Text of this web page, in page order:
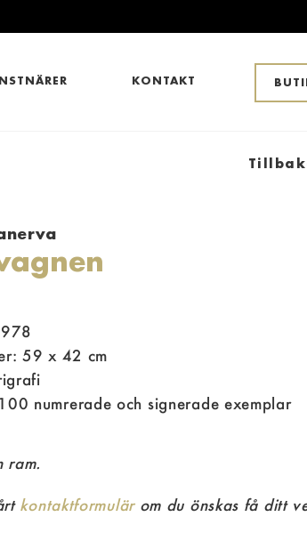
KONTAKT
59 x 42 cm
numrerade och signerade exemplar
ram.
kontaktformulärom du önskas få ditt